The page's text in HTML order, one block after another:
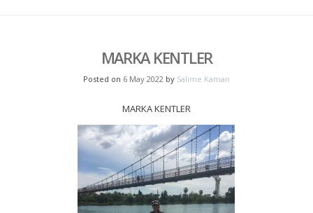
MARKA KENTLER
Posted on 6 May 2022 by Salime Kaman
MARKA KENTLER